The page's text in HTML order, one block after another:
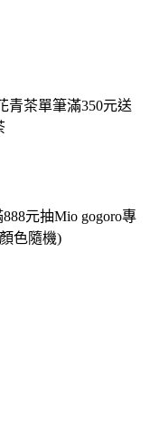
青茶單筆滿350元送
元抽Mio gogoro專
色隨機)